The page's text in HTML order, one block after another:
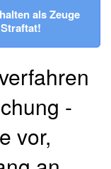
als Zeuge
-
vor,